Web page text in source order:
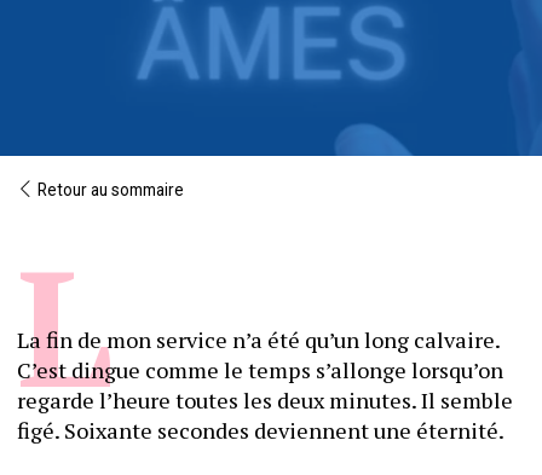
Retour au sommaire
La fin de mon service n’a été qu’un long calvaire.
C’est dingue comme le temps s’allonge lorsqu’on
regarde l’heure toutes les deux minutes. Il semble
figé. Soixante secondes deviennent une éternité.